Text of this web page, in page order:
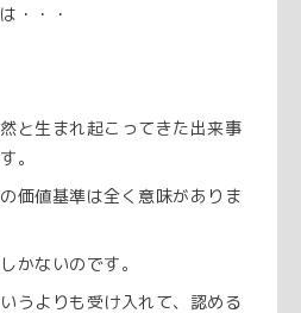
・・・
と生まれ起こってきた出来事
。
価値基準は全く意味がありま
かないのです。
うよりも受け入れて、認める